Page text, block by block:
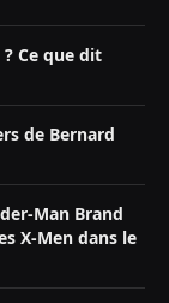
Ce que dit
de Bernard
Man Brand
X-Men dans le